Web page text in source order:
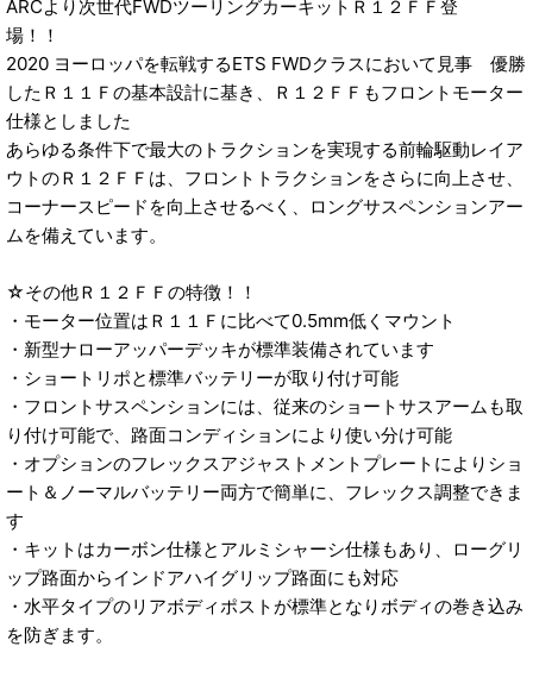
ARCより次世代FWDツーリングカーキットＲ１２ＦＦ登
場！！
2020 ヨーロッパを転戦するETS FWDクラスにおいて見事 優勝
したＲ１１Ｆの基本設計に基き、Ｒ１２ＦＦもフロントモーター
仕様としました
あらゆる条件下で最大のトラクションを実現する前輪駆動レイア
ウトのＲ１２ＦＦは、フロントトラクションをさらに向上させ、
コーナースピードを向上させるべく、ロングサスペンションアー
ムを備えています。
☆その他Ｒ１２ＦＦの特徴！！
・モーター位置はＲ１１Ｆに比べて0.5mm低くマウント
・新型ナローアッパーデッキが標準装備されています
・ショートリポと標準バッテリーが取り付け可能
・フロントサスペンションには、従来のショートサスアームも取
り付け可能で、路面コンディションにより使い分け可能
・オプションのフレックスアジャストメントプレートによりショ
ート＆ノーマルバッテリー両方で簡単に、フレックス調整できま
す
・キットはカーボン仕様とアルミシャーシ仕様もあり、ローグリ
ップ路面からインドアハイグリップ路面にも対応
・水平タイプのリアボディポストが標準となりボディの巻き込み
を防ぎます。